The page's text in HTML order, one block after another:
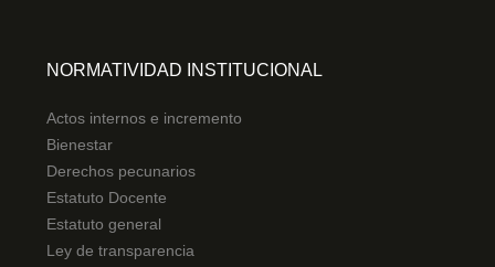
NORMATIVIDAD INSTITUCIONAL
Actos internos e incremento
Bienestar
Derechos pecunarios
Estatuto Docente
Estatuto general
Ley de transparencia